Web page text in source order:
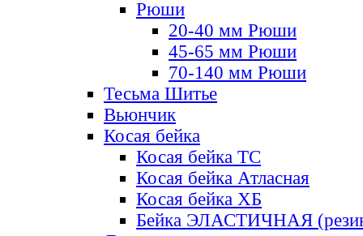
Рюши
20-40 мм Рюши
45-65 мм Рюши
70-140 мм Рюши
Тесьма Шитье
Вьюнчик
Косая бейка
Косая бейка ТС
Косая бейка Атласная
Косая бейка ХБ
Бейка ЭЛАСТИЧНАЯ